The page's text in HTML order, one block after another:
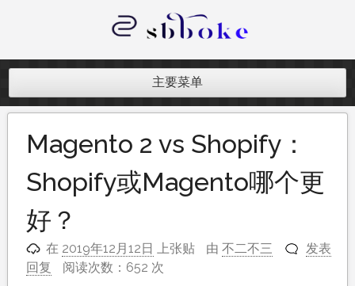
内
记录跨境电商独立站开发遇到的点点
主要菜单
Magento 2 vs Shopify：
Shopify或Magento哪个更
好？
在 2019年12月12日 上张贴 由不二不三
发表
回复
阅读次数：652 次